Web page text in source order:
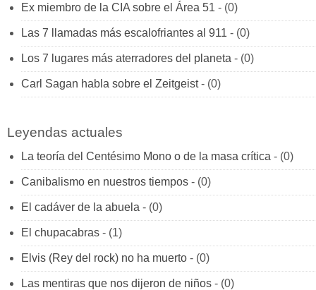
Ex miembro de la CIA sobre el Área 51 - (0)
Las 7 llamadas más escalofriantes al 911 - (0)
Los 7 lugares más aterradores del planeta - (0)
Carl Sagan habla sobre el Zeitgeist- (0)
Leyendas actuales
La teoría del Centésimo Mono o de la masa crítica - (0)
Canibalismo en nuestros tiempos - (0)
El cadáver de la abuela - (0)
El chupacabras - (1)
Elvis (Rey del rock) no ha muerto - (0)
Las mentiras que nos dijeron de niños - (0)